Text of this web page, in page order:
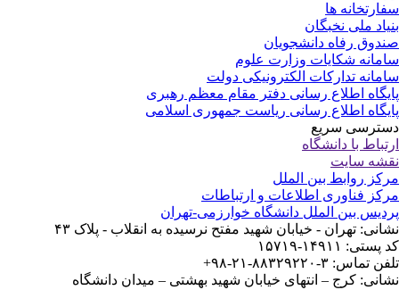
ها
ملی نخبگان
رفاه دانشجویان
شکایات وزارت علوم
تدارکات الکترونیکی دولت
اطلاع رسانی دفتر مقام معظم رهبری
اطلاع رسانی ریاست جمهوری اسلامی
سریع
با دانشگاه
سایت
روابط بین الملل
فناوری اطلاعات و ارتباطات
بین الملل دانشگاه خوارزمی-تهران
تهران - خیابان شهید مفتح نرسیده به انقلاب - پلاک ۴۳
۱۴۹۱۱-۱۵۷۱۹
تماس: ۳-۸۸۳۲۹۲۲۰-۲۱-۹۸+
کرج – انتهای خیابان شهید بهشتی – میدان دانشگاه